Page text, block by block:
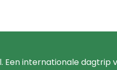
Een internationale dagtrip